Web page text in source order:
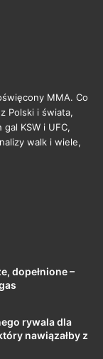
MMA. Co
Polski i świata,
KSW i UFC,
walk i wiele,
dopełnione –
rywala dla
nawiązałby z